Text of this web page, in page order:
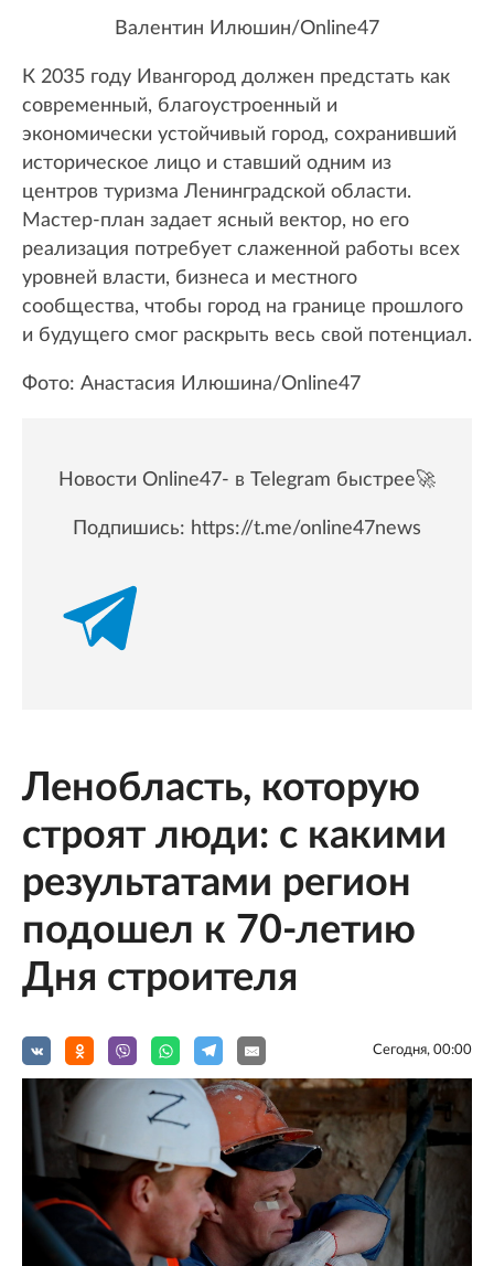
Валентин Илюшин/Online47
К 2035 году Ивангород должен предстать как
современный, благоустроенный и
экономически устойчивый город, сохранивший
историческое лицо и ставший одним из
центров туризма Ленинградской области.
Мастер-план задает ясный вектор, но его
реализация потребует слаженной работы всех
уровней власти, бизнеса и местного
сообщества, чтобы город на границе прошлого
и будущего смог раскрыть весь свой потенциал.
Фото: Анастасия Илюшина/Online47
Новости Online47- в Telegram быстрее🚀
Подпишись: https://t.me/online47news
Ленобласть, которую
строят люди: с какими
результатами регион
подошел к 70-летию
Дня строителя
Сегодня, 00:00